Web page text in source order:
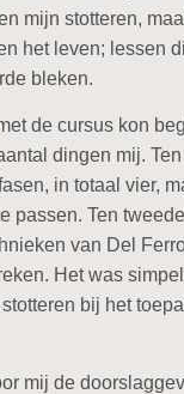
mijn stotteren,
het leven; lessen
bleken.
de cursus kon
dingen mij.
in totaal vier,
passen. Ten
van Del
Het was
bij het
mij de